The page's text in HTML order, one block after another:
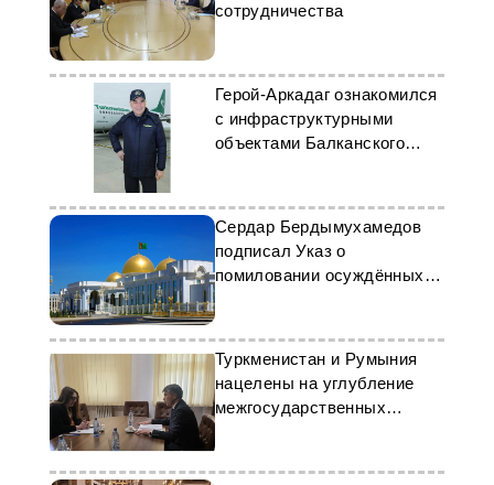
сотрудничества
Герой-Аркадаг ознакомился
с инфраструктурными
объектами Балканского
Сердар Бердымухамедов
подписал Указ о
помиловании осуждённых
граждан
Туркменистан и Румыния
нацелены на углубление
межгосударственных